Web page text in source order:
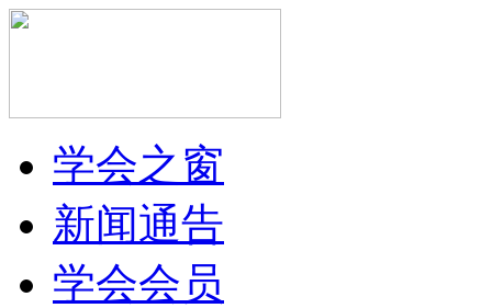
学会之窗
新闻通告
学会会员